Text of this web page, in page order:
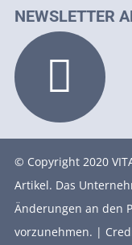
NEWSLETTER
© Copyright 2020
Artikel. Das
Änderungen an den
vorzunehmen. |